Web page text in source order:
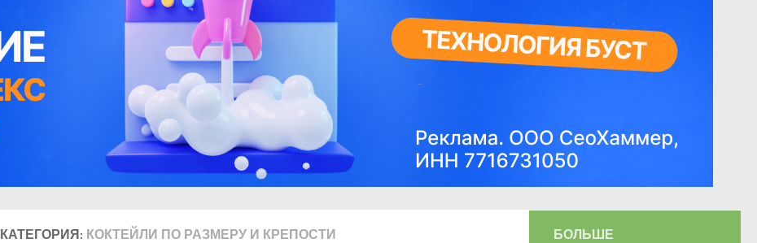
КАТЕГОРИЯ: КОКТЕЙЛИ ПО РАЗМЕРУ И КРЕПОСТИ БОЛЬШЕ